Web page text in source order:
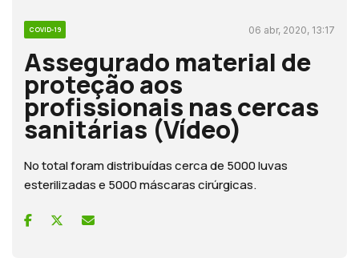
COVID-19 06 abr, 2020, 13:17
Assegurado material de
proteção aos
profissionais nas cercas
sanitárias (Vídeo)
No total foram distribuídas cerca de 5000 luvas
esterilizadas e 5000 máscaras cirúrgicas.